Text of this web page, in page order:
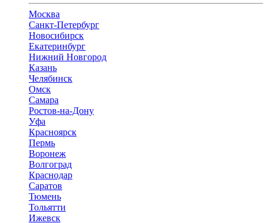
Москва
Санкт-Петербург
Новосибирск
Екатеринбург
Нижний Новгород
Казань
Челябинск
Омск
Самара
Ростов-на-Дону
Уфа
Красноярск
Пермь
Воронеж
Волгоград
Краснодар
Саратов
Тюмень
Тольятти
Ижевск